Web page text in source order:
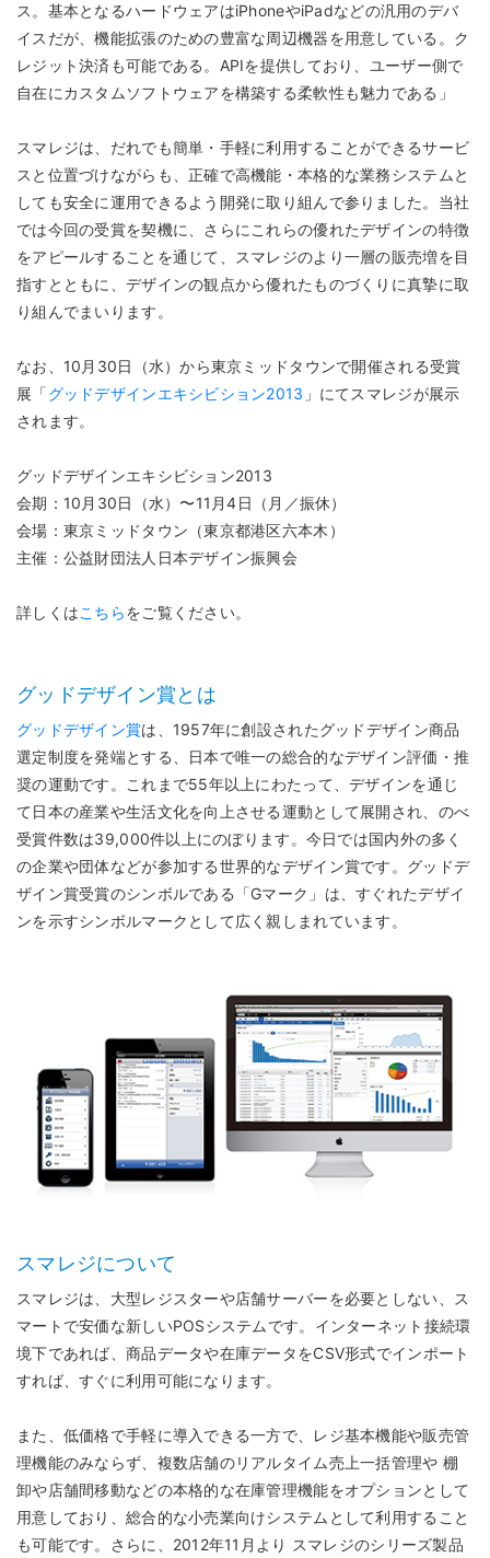
ス。基本となるハードウェアはiPhoneやiPadなどの汎用のデバ
イスだが、機能拡張のための豊富な周辺機器を用意している。ク
レジット決済も可能である。APIを提供しており、ユーザー側で
自在にカスタムソフトウェアを構築する柔軟性も魅力である」
スマレジは、だれでも簡単・手軽に利用することができるサービ
スと位置づけながらも、正確で高機能・本格的な業務システムと
しても安全に運用できるよう開発に取り組んで参りました。当社
では今回の受賞を契機に、さらにこれらの優れたデザインの特徴
をアピールすることを通じて、スマレジのより一層の販売増を目
指すとともに、デザインの観点から優れたものづくりに真摯に取
り組んでまいります。
なお、10月30日（水）から東京ミッドタウンで開催される受賞
展「グッドデザインエキシビション2013 」にてスマレジが展示
されます。
グッドデザインエキシビション2013
会期：10月30日（水）〜11月4日（月／振休）
会場：東京ミッドタウン（東京都港区六本木）
主催：公益財団法人日本デザイン振興会
詳しくはこちらをご覧ください。
グッドデザイン賞とは
グッドデザイン賞は、1957年に創設されたグッドデザイン商品
選定制度を発端とする、日本で唯一の総合的なデザイン評価・推
奨の運動です。これまで55年以上にわたって、デザインを通じ
て日本の産業や生活文化を向上させる運動として展開され、のべ
受賞件数は39,000件以上にのぼります。今日では国内外の多く
の企業や団体などが参加する世界的なデザイン賞です。グッドデ
ザイン賞受賞のシンボルである「Gマーク」は、すぐれたデザイ
ンを示すシンボルマークとして広く親しまれています。
スマレジについて
スマレジは、大型レジスターや店舗サーバーを必要としない、ス
マートで安価な新しいPOSシステムです。インターネット接続環
境下であれば、商品データや在庫データをCSV形式でインポート
すれば、すぐに利用可能になります。
また、低価格で手軽に導入できる一方で、レジ基本機能や販売管
理機能のみならず、複数店舗のリアルタイム売上一括管理や 棚
卸や店舗間移動などの本格的な在庫管理機能をオプションとして
用意しており、総合的な小売業向けシステムとして利用すること
も可能です。さらに、2012年11月より スマレジのシリーズ製品